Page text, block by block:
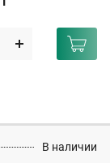
В наличии